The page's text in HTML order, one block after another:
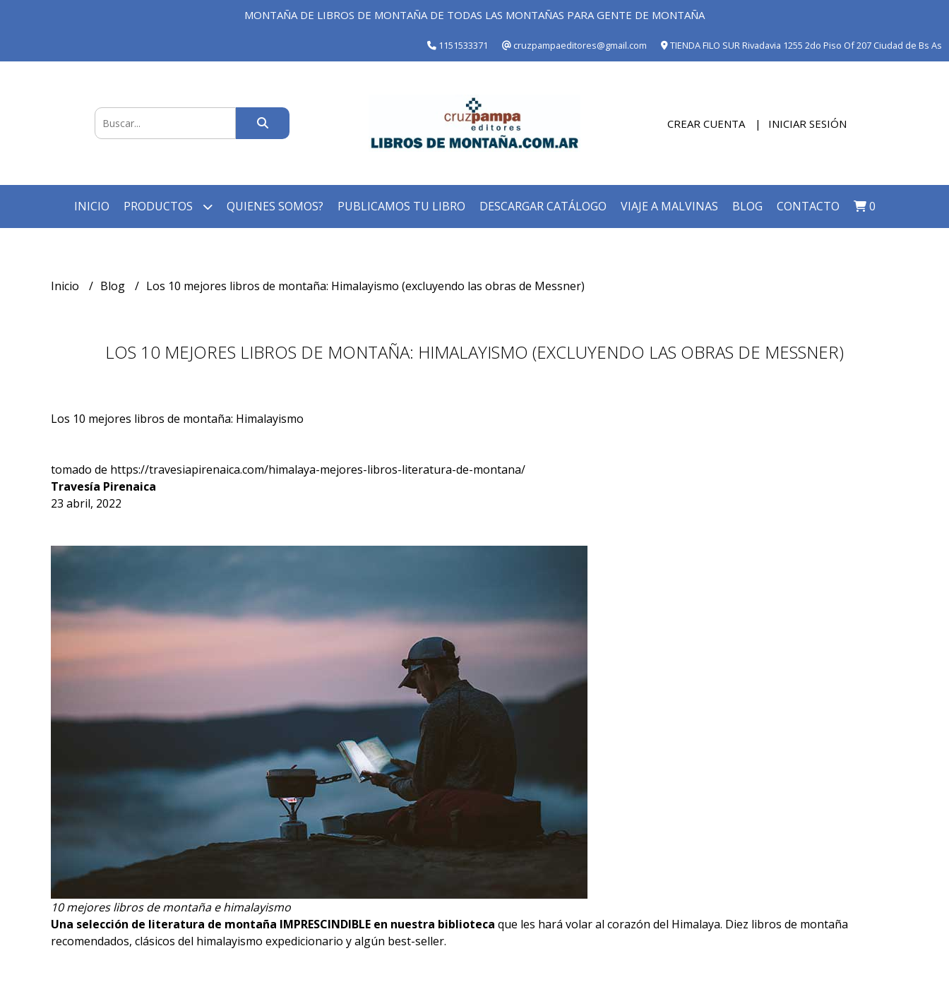
MONTAÑA DE LIBROS DE MONTAÑA DE TODAS LAS MONTAÑAS PARA GENTE DE MONTAÑA
1151533371 cruzpampaeditores@gmail.com TIENDA FILO SUR Rivadavia 1255 2do Piso Of 207 Ciudad de Bs As
CREAR CUENTA INICIAR SESIÓN
INICIO PRODUCTOS QUIENES SOMOS? PUBLICAMOS TU LIBRO DESCARGAR CATÁLOGO VIAJE A MALVINAS BLOG CONTACTO 0
Inicio Blog Los 10 mejores libros de montaña: Himalayismo (excluyendo las obras de Messner)
LOS 10 MEJORES LIBROS DE MONTAÑA: HIMALAYISMO (EXCLUYENDO LAS OBRAS DE MESSNER)
Los 10 mejores libros de montaña: Himalayismo
tomado de https://travesiapirenaica.com/himalaya-mejores-libros-literatura-de-montana/
Travesía Pirenaica
23 abril, 2022
10 mejores libros de montaña e himalayismo
Una selección de literatura de montaña IMPRESCINDIBLE en nuestra biblioteca que les hará volar al corazón del Himalaya. Diez libros de montaña
recomendados, clásicos del himalayismo expedicionario y algún best-seller.